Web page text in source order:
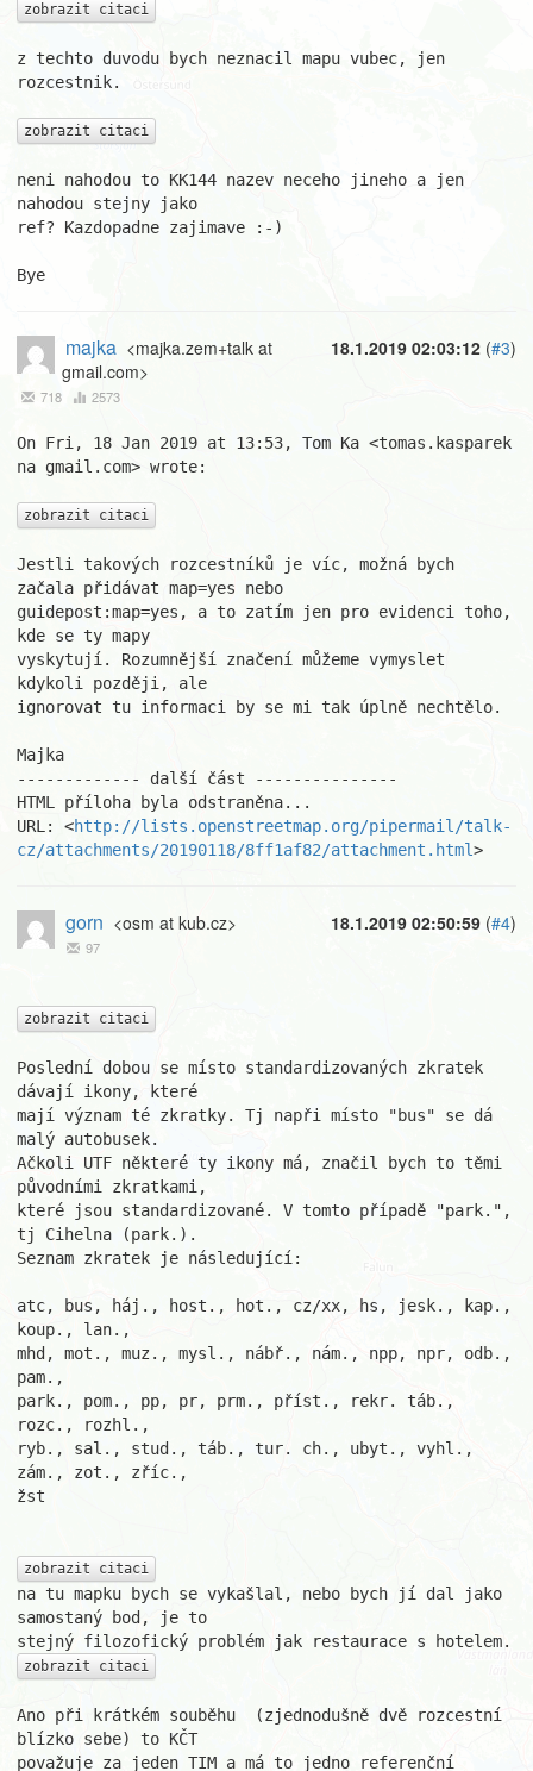
zobrazit citaci
z techto duvodu bych neznacil mapu vubec, jen
rozcestnik.
zobrazit citaci
neni nahodou to KK144 nazev neceho jineho a jen
nahodou stejny jako
ref? Kazdopadne zajimave :-)
Bye
18.1.2019 02:03:12 (#3)
majka <majka.zem+talk at
gmail.com>
718 2573
On Fri, 18 Jan 2019 at 13:53, Tom Ka <tomas.kasparek
na gmail.com> wrote:
zobrazit citaci
Jestli takových rozcestníků je víc, možná bych
začala přidávat map=yes nebo
guidepost:map=yes, a to zatím jen pro evidenci toho,
kde se ty mapy
vyskytují. Rozumnější značení můžeme vymyslet
kdykoli později, ale
ignorovat tu informaci by se mi tak úplně nechtělo.
Majka
------------- další část ---------------
HTML příloha byla odstraněna...
URL: <http://lists.openstreetmap.org/pipermail/talk-
cz/attachments/20190118/8ff1af82/attachment.html>
18.1.2019 02:50:59 (#4)
gorn <osm at kub.cz>
97
zobrazit citaci
Poslední dobou se místo standardizovaných zkratek
dávají ikony, které
mají význam té zkratky. Tj napři místo "bus" se dá
malý autobusek.
Ačkoli UTF některé ty ikony má, značil bych to těmi
původními zkratkami,
které jsou standardizované. V tomto případě "park.",
tj Cihelna (park.).
Seznam zkratek je následující:
atc, bus, háj., host., hot., cz/xx, hs, jesk., kap.,
koup., lan.,
mhd, mot., muz., mysl., nábř., nám., npp, npr, odb.,
pam.,
park., pom., pp, pr, prm., příst., rekr. táb.,
rozc., rozhl.,
ryb., sal., stud., táb., tur. ch., ubyt., vyhl.,
zám., zot., zříc.,
žst
zobrazit citaci
na tu mapku bych se vykašlal, nebo bych jí dal jako
samostaný bod, je to
zobrazit citaci
Ano při krátkém souběhu  (zjednodušně dvě rozcestní
blízko sebe) to KČT
považuje za jeden TIM a má to jedno referenční